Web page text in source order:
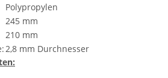
Polypropylen
245 mm
210 mm
2,8 mm Durchnesser